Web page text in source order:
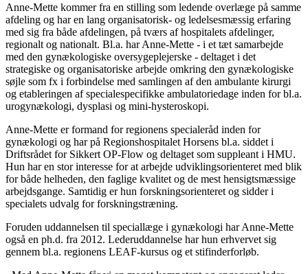
Anne-Mette kommer fra en stilling som ledende overlæge på samme
afdeling og har en lang organisatorisk- og ledelsesmæssig erfaring
med sig fra både afdelingen, på tværs af hospitalets afdelinger,
regionalt og nationalt. Bl.a. har Anne-Mette - i et tæt samarbejde
med den gynækologiske oversygeplejerske - deltaget i det
strategiske og organisatoriske arbejde omkring den gynækologiske
søjle som fx i forbindelse med samlingen af den ambulante kirurgi
og etableringen af specialespecifikke ambulatoriedage inden for bl.a.
urogynækologi, dysplasi og mini-hysteroskopi.
Anne-Mette er formand for regionens specialeråd inden for
gynækologi og har på Regionshospitalet Horsens bl.a. siddet i
Driftsrådet for Sikkert OP-Flow og deltaget som suppleant i HMU.
Hun har en stor interesse for at arbejde udviklingsorienteret med blik
for både helheden, den faglige kvalitet og de mest hensigtsmæssige
arbejdsgange. Samtidig er hun forskningsorienteret og sidder i
specialets udvalg for forskningstræning.
Foruden uddannelsen til speciallæge i gynækologi har Anne-Mette
også en ph.d. fra 2012. Lederuddannelse har hun erhvervet sig
gennem bl.a. regionens LEAF-kursus og et stifinderforløb.